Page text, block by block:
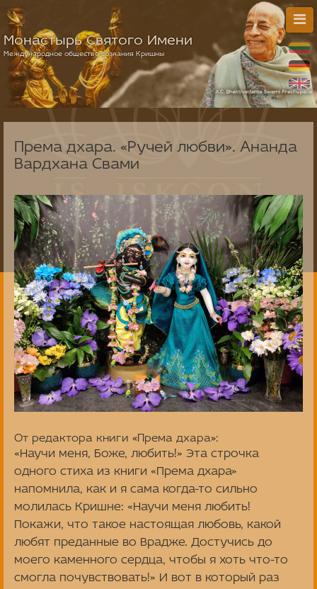
Монастырь Святого Имени
Международное общество сознания Кришны
Према дхара. «Ручей любви». Ананда
Вардхана Свами
От редактора книги «Према дхара»:
«Научи меня, Боже, любить!» Эта строчка
одного стиха из книги «Према дхара»
напомнила, как и я сама когда-то сильно
молилась Кришне: «Научи меня любить!
Покажи, что такое настоящая любовь, какой
любят преданные во Врадже. Достучись до
моего каменного сердца, чтобы я хоть что-то
смогла почувствовать!» И вот в который раз